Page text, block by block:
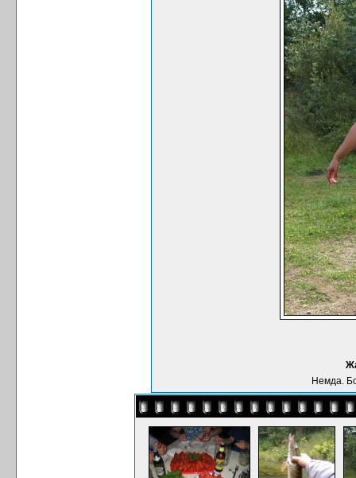
Немда.